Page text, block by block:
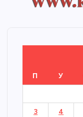
П У
3 4